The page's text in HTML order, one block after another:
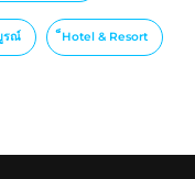
รณ์ ็Hotel & Resort